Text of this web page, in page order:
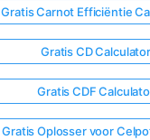
Gratis Carnot Efficiëntie
Gratis CD Calculator
Gratis CDF
Gratis Oplosser voor